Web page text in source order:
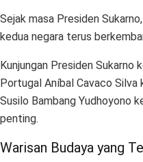
Sejak masa Presiden
kedua negara terus
Kunjungan Presiden Sukarno
Portugal Aníbal Cavaco
Susilo Bambang Yudhoyono
penting.
Warisan Budaya yang